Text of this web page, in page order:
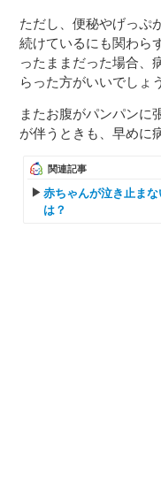
ただし、便秘やげっぷ
続けているにも関わら
ったままだった場合、
らった方がいいでしょ
またお腹がパンパンに
が伴うときも、早めに
関連記事
赤ちゃんが泣き止ま
は？